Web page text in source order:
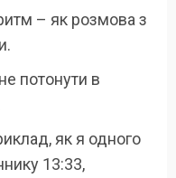
– як розмова з
потонути в
як я одного
13:33,